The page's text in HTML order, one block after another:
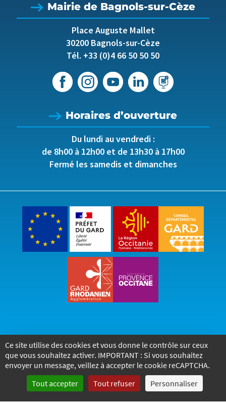
Ce site utilise des cookies et vous donne le contrôle sur ceux
que vous souhaitez activer. IMPORTANT : Si vous souhaitez
envoyer un message, veillez à accepter le cookie reCAPTCHA.
Tout accepter
Tout refuser Personnaliser
Mairie de Bagnols-sur-Cèze
Place Auguste Mallet
30200 Bagnols-sur-Cèze
Tél. +33 (0)4 66 50 50 50
Horaires d’ouverture
Du lundi au vendredi :
de 8h00 à 12h00 et de 13h30 à 17h00
Fermé les samedis et dimanches
2026- Tous droits réservés - Bagnols-sur-Cèze
Réalisé par © Voix-Off Communication
Accueil Accessibilité
Mentions légales
Politique de confidentialité
Marchés publics